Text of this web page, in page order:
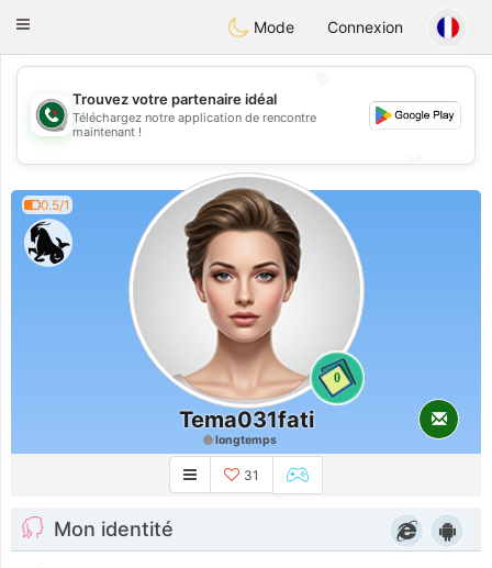
Weshrak
Toggle
Mode Connexion
💖
💕
Trouvez votre partenaire idéal
Téléchargez notre application de rencontre
maintenant !
0.5/1
0
Tema031fati
longtemps
31
Mon identité